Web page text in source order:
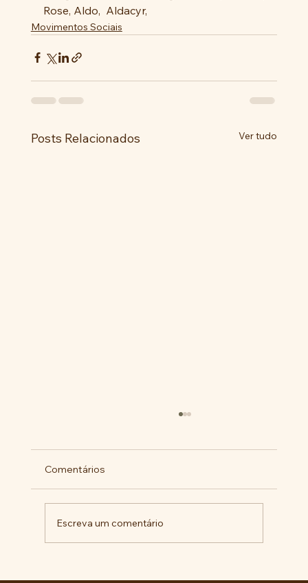
Rose, Aldo,  Aldacyr,
Movimentos Sociais
Posts Relacionados Ver tudo
Comentários
Escreva um comentário